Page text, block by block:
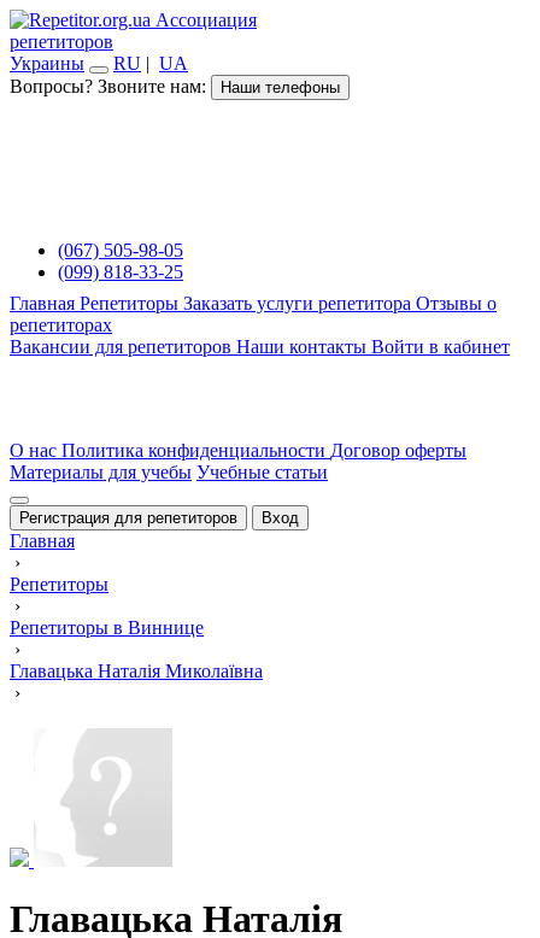
Ассоциация
репетиторов
Украины
RU | UA
Вопросы? Звоните нам:
Наши телефоны
(067) 505-98-05
(099) 818-33-25
Главная Репетиторы Заказать услуги репетитора Отзывы о
репетиторах
Вакансии для репетиторов Наши контакты Войти в кабинет
О нас Политика конфиденциальности Договор оферты
Материалы для учебы Учебные статьи
Регистрация для репетиторов Вход
Главная
›
Репетиторы
›
Репетиторы в Виннице
›
Главацька Наталія Миколаївна
›
Главацька Наталія